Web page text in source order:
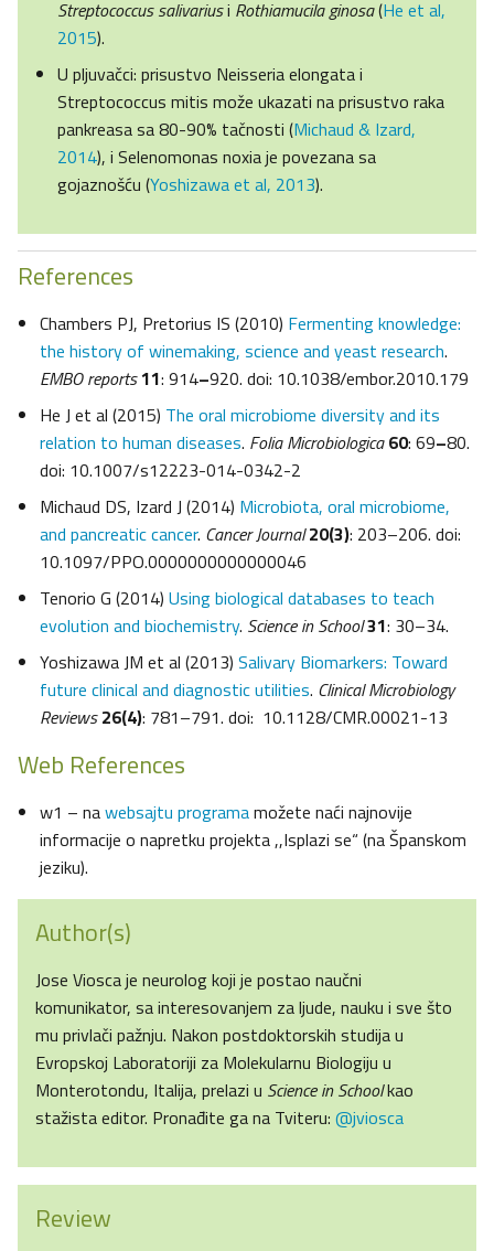
Streptococcus salivariusi Rothiamucila ginosa(He et al,
2015).
U pljuvačci: prisustvo Neisseria elongata i
Streptococcus mitis može ukazati na prisustvo raka
pankreasa sa 80-90% tačnosti (Michaud & Izard,
2014), i Selenomonas noxia je povezana sa
gojaznošću (Yoshizawa et al, 2013).
References
Chambers PJ, Pretorius IS (2010) Fermenting knowledge:
the history of winemaking, science and yeast research.
EMBO reports11: 914–920. doi: 10.1038/embor.2010.179
He J et al (2015) The oral microbiome diversity and its
relation to human diseases. Folia Microbiologica 60: 69–80.
doi: 10.1007/s12223-014-0342-2
Michaud DS, Izard J (2014) Microbiota, oral microbiome,
and pancreatic cancer. Cancer Journal 20(3): 203–206. doi:
10.1097/PPO.0000000000000046
Tenorio G (2014) Using biological databases to teach
evolution and biochemistry. Science in School31: 30–34.
Yoshizawa JM et al (2013) Salivary Biomarkers: Toward
future clinical and diagnostic utilities. Clinical Microbiology
Reviews 26(4): 781–791. doi: 10.1128/CMR.00021-13
Web References
w1 – nawebsajtu programamožete naći najnovije
informacije o napretku projekta ,,Isplazi se“ (na Španskom
jeziku).
Author(s)
Jose Viosca je neurolog koji je postao naučni
komunikator, sa interesovanjem za ljude, nauku i sve što
mu privlači pažnju. Nakon postdoktorskih studija u
Evropskoj Laboratoriji za Molekularnu Biologiju u
Monterotondu, Italija, prelazi u Science in Schoolkao
stažista editor. Pronađite ga na Tviteru: @jviosca
Review